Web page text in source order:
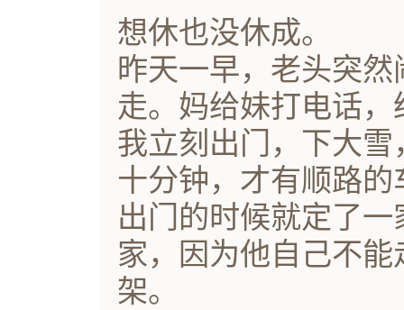
想休也没休成。
昨天一早，老头突
走。妈给妹打电话
我立刻出门，下大
十分钟，才有顺路
出门的时候就定了
家，因为他自己不
架。